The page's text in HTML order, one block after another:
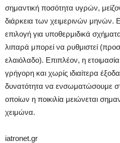
σημαντική ποσότητα υγρών,
διάρκεια των χειμερινών μηνών.
επιλογή για υποθερμιδικά
λιπαρά μπορεί να ρυθμιστεί
ελαιόλαδο). Επιπλέον, η
γρήγορη και χωρίς ιδιαίτερα
δυνατότητα να ενσωματώσουμε
οποίων η ποικιλία μειώνεται
χειμώνα.
iatronet.gr